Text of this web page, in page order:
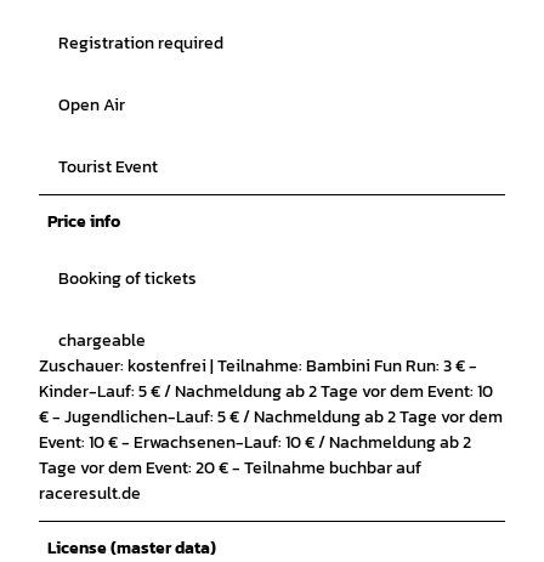
Registration required
Open Air
Tourist Event
Price info
Booking of tickets
chargeable
Zuschauer: kostenfrei | Teilnahme: Bambini Fun Run: 3 € -
Kinder-Lauf: 5 € / Nachmeldung ab 2 Tage vor dem Event: 10
€ - Jugendlichen-Lauf: 5 € / Nachmeldung ab 2 Tage vor dem
Event: 10 € - Erwachsenen-Lauf: 10 € / Nachmeldung ab 2
Tage vor dem Event: 20 € - Teilnahme buchbar auf
raceresult.de
License (master data)